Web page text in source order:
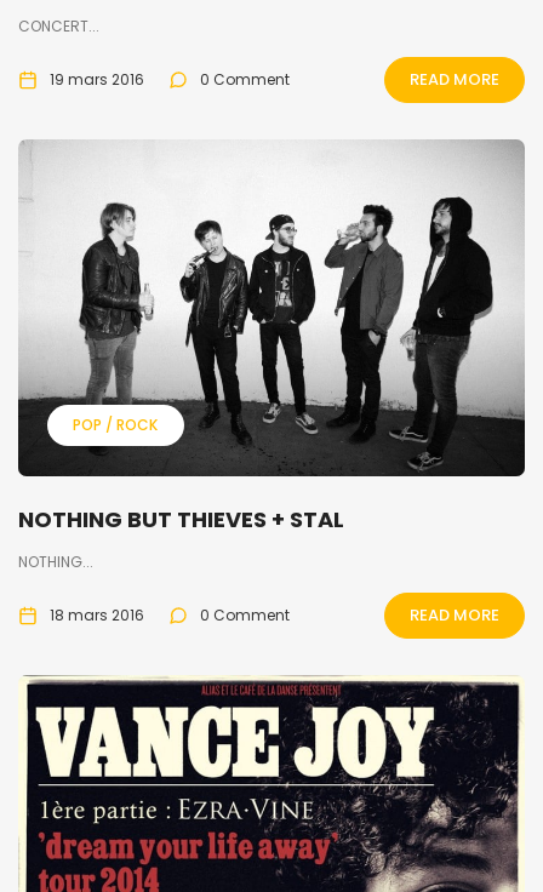
CONCERT...
19 mars 2016 0 Comment READ MORE
POP / ROCK
NOTHING BUT THIEVES + STAL
NOTHING...
18 mars 2016 0 Comment READ MORE